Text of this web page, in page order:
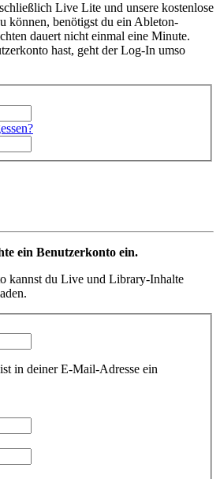
Live Lite und unsere kostenlose
können, benötigst du ein Ableton-
dauert nicht einmal eine Minute.
hast, geht der Log-In umso
ein Benutzerkonto ein.
kannst du Live und Library-Inhalte
in deiner E-Mail-Adresse ein